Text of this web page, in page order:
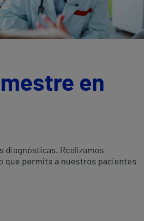
en
diagnósticas. Realizamos
que permita a nuestros pacientes